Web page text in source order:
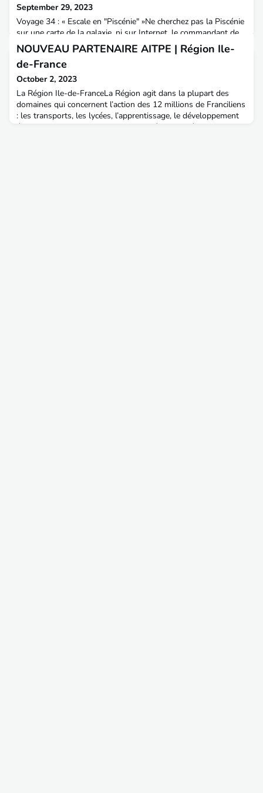
September 29, 2023
Voyage 34 : « Escale en "Piscénie" »Ne cherchez pas la Piscénie
sur une carte de la galaxie, ni sur Internet, le commandant de
bord de l’ISS ENTerPrise s’est octroyé la liberté d’inventer
l’appellation, mais ce n’est pas la chaleur (pile !) de la canicule
(de sac !) qui lui a tourné la tête (de haut niveau !).De longue
date l’atterrissage de notre vaisseau sur la planète FR34 -
Hérault était prévu
NOUVEAU PARTENAIRE AITPE | Région Ile-
de-France
October 2, 2023
La Région Ile-de-FranceLa Région agit dans la plupart des
domaines qui concernent l’action des 12 millions de Franciliens
: les transports, les lycées, l’apprentissage, le développement
économique, l’environnement… Au-delà, elle aménage un